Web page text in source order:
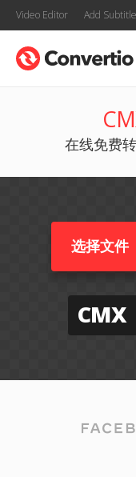
Video Editor Add
在线免费
选择文件
CMX